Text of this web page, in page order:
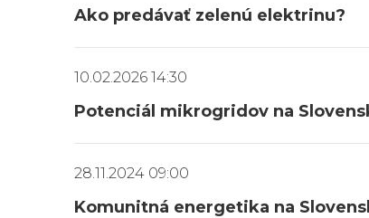
Ako predávať zelenú elektrinu?
10.02.2026 14:30
Potenciál mikrogridov na
28.11.2024 09:00
Komunitná energetika na